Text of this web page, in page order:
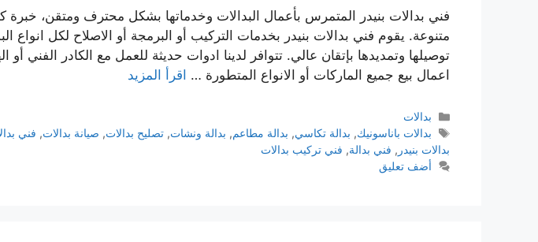
فني بدالات بنيدر المتمرس بأعمال البدالات وخدماتها بشكل محترف ومتقن، خبرة
متنوعة. يقوم فني بدالات بنيدر بخدمات التركيب أو البرمجة أو الاصلاح لكل انواع
توصيلها وتمديدها بإتقان عالي. تتوافر لدينا ادوات حديثة للعمل مع الكادر الفني
اعمال بيع جميع الماركات أو الانواع المتطورة … اقرأ المزيد
بدالات
بدالات باناسونيك, بدالة تكاسي, بدالة مطاعم, بدالة ونشات,تصليح بدالات, صيانة بدالات, فني
بدالات بنيدر , فني بدالة, فني تركيب بدالات
أضف تعليق